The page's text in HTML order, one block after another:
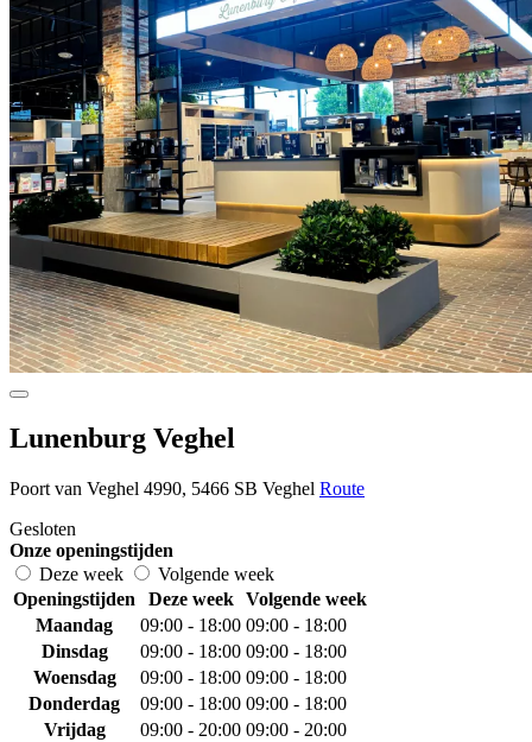
Lunenburg Veghel
Poort van Veghel 4990, 5466 SB Veghel Route
Gesloten
Onze openingstijden
Deze week
Volgende week
Openingstijden
Deze week
Volgende week
Maandag
09:00 - 18:00 09:00 - 18:00
Dinsdag
09:00 - 18:00 09:00 - 18:00
Woensdag
09:00 - 18:00 09:00 - 18:00
Donderdag
09:00 - 18:00 09:00 - 18:00
Vrijdag
09:00 - 20:00 09:00 - 20:00